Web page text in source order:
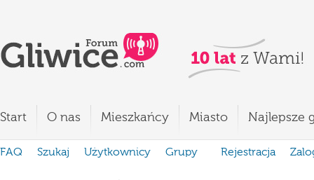
Start O nas Mieszkańcy Miasto Najlepsze
FAQ Szukaj Użytkownicy Grupy Rejestracja